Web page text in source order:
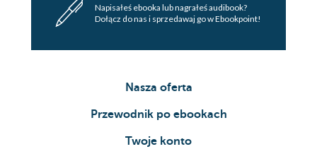
Napisałeś ebooka lub nagrałeś audibook?
Dołącz do nas i sprzedawaj go w Ebookpoint!
Nasza oferta
Przewodnik po ebookach
Twoje konto